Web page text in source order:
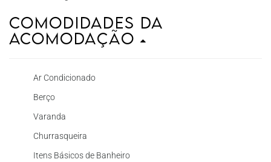
Comodidades da
Acomodação
Ar Condicionado
Berço
Varanda
Churrasqueira
Itens Básicos de Banheiro